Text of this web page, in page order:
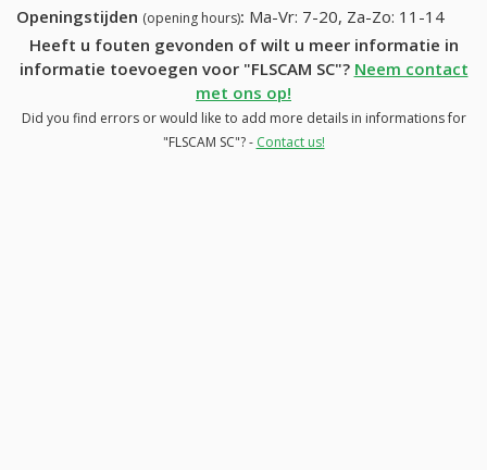
Openingstijden (opening hours): Ma-Vr: 7-20, Za-Zo: 11-14
Heeft u fouten gevonden of wilt u meer informatie in
informatie toevoegen voor "FLSCAM SC"? Neem contact
met ons op!
Did you find errors or would like to add more details in informations for
"FLSCAM SC"? - Contact us!